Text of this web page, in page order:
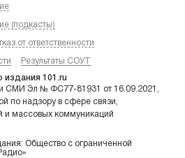
(подкасты)
от ответственности
Результаты СОУТ
издания 101.ru
СМИ Эл № ФС77-81931 от 16.09.2021,
по надзору в сфере связи,
и массовых коммуникаций
Общество с ограниченной